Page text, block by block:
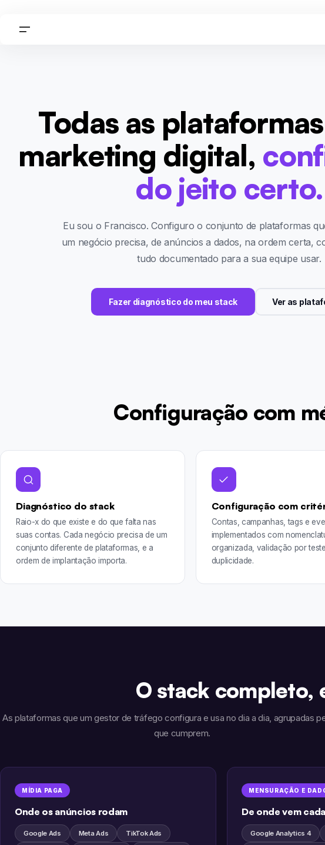
Todas as
marketing digital,
do jeito certo.
Eu sou o Francisco. Configuro o conjunto de plataformas
um negócio precisa, de anúncios a dados, na ordem certa,
tudo documentado para a sua equipe usar.
Fazer diagnóstico do meu stack Ver as
Configuração com
Diagnóstico do stack
Raio-x do que existe e do que falta nas
suas contas. Cada negócio precisa de um
conjunto diferente de plataformas, e a
ordem de implantação importa.
Configuração com
Contas, campanhas, tags e
implementados com
organizada, validação por
duplicidade.
O stack completo,
As plataformas que um gestor de tráfego configura e usa no dia a dia, agrupadas
que cumprem.
MÍDIA PAGA
Onde os anúncios rodam
Google Ads Meta Ads TikTok Ads
MENSURAÇÃO E
De onde vem
Google Analytics 4